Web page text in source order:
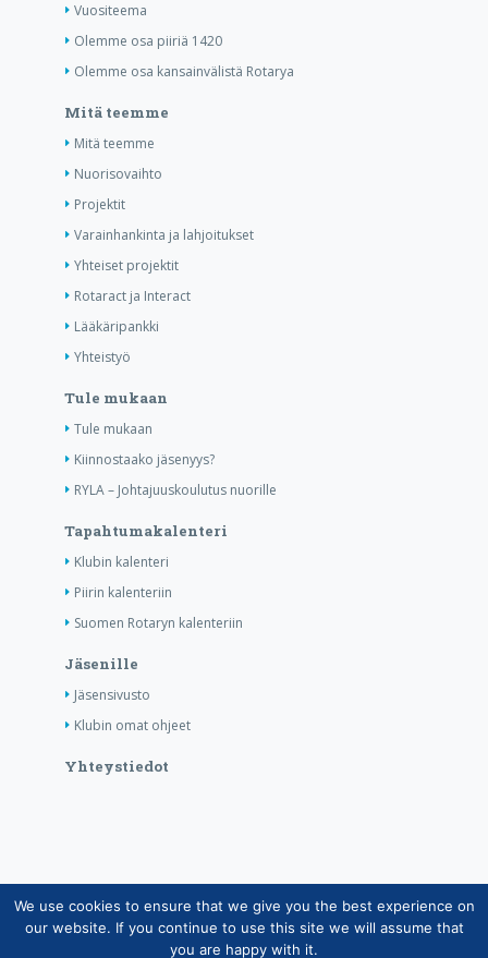
Vuositeema
Olemme osa piiriä 1420
Olemme osa kansainvälistä Rotarya
Mitä teemme
Mitä teemme
Nuorisovaihto
Projektit
Varainhankinta ja lahjoitukset
Yhteiset projektit
Rotaract ja Interact
Lääkäripankki
Yhteistyö
Tule mukaan
Tule mukaan
Kiinnostaako jäsenyys?
RYLA – Johtajuuskoulutus nuorille
Tapahtumakalenteri
Klubin kalenteri
Piirin kalenteriin
Suomen Rotaryn kalenteriin
Jäsenille
Jäsensivusto
Klubin omat ohjeet
Yhteystiedot
Copyright © Suomen Rotarypalvelu ry 2026 |
Jäsentietojärjestelmän tietosuojaseloste|Henkilötietojen
We use cookies to ensure that we give you the best experience on
our website. If you continue to use this site we will assume that
you are happy with it.